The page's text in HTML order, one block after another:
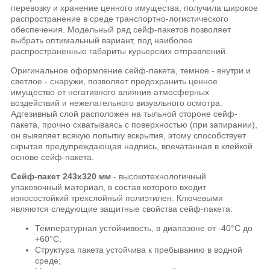
перевозку и хранение ценного имущества, получила широкое
распространение в среде транспортно-логистического
обеспечения. Модельный ряд сейф-пакетов позволяет
выбрать оптимальный вариант, под наиболее
распространенные габариты курьерских отправлений.
Оригинальное оформление сейф-пакета, темное - внутри и
светлое - снаружи, позволяет предохранить ценное
имущество от негативного влияния атмосферных
воздействий и нежелательного визуального осмотра.
Адгезивный слой расположен на тыльной стороне сейф-
пакета, прочно схватываясь с поверхностью (при запирании),
он выявляет всякую попытку вскрытия, этому способствует
скрытая предупреждающая надпись, впечатанная в клейкой
основе сейф-пакета.
Сейф-пакет 243х320 мм - высокотехнологичный
упаковочный материал, в состав которого входит
износостойкий трехслойный полиэтилен. Ключевыми
являются следующие защитные свойства сейф-пакета:
Температурная устойчивость, в диапазоне от -40°C до
+60°C;
Структура пакета устойчива к пребыванию в водной
среде;